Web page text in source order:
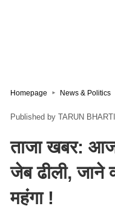
Homepage News & Politics
TARUN
ताजा खबर:
जेब ढीली, जाने
महंगा !